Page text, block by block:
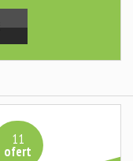
11
ofert